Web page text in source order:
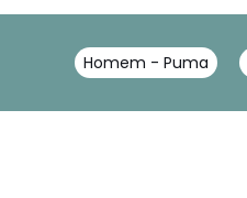
Homem - Puma